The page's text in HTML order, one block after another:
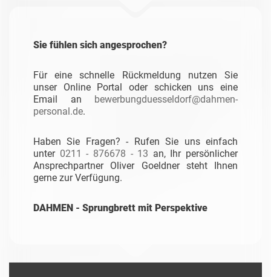
Sie fühlen sich angesprochen?
Für eine schnelle Rückmeldung nutzen Sie
unser Online Portal oder schicken uns eine
Email an bewerbungduesseldorf@dahmen-
personal.de.
Haben Sie Fragen? - Rufen Sie uns einfach
unter 0211 - 876678 - 13 an, Ihr persönlicher
Ansprechpartner Oliver Goeldner steht Ihnen
gerne zur Verfügung.
DAHMEN - Sprungbrett mit Perspektive